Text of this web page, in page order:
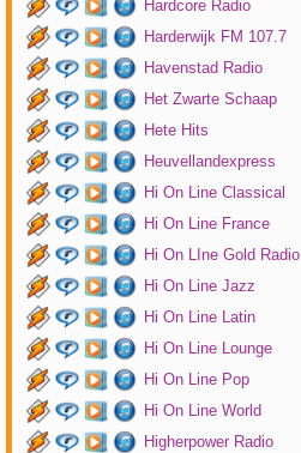
Hardcore Radio
Harderwijk FM 107.7
Havenstad Radio
Het Zwarte Schaap
Hete Hits
Heuvellandexpress
Hi On Line Classical
Hi On Line France
Hi On LIne Gold Radio
Hi On Line Jazz
Hi On Line Latin
Hi On Line Lounge
Hi On Line Pop
Hi On Line World
Higherpower Radio